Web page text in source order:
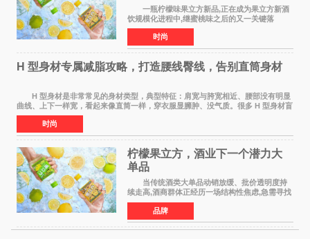
一瓶柠檬味果立方新品,正在成为果立方新酒
饮规模化进程中,继蜜桃味之后的又一关键落
子。 在超市货架、便利店冷柜、小红书笔记
里,这款绿色包装的新品正在快速扩散:入口清爽解
腻,像喝加了一点
时尚
H 型身材专属减脂攻略，打造腰线臀线，告别直筒身材
H 型身材是非常常见的身材类型，典型特征：肩宽与胯宽相近、腰部没有明显
曲线、上下一样宽，看起来像直筒一样，穿衣服显臃肿、没气质。很多 H 型身材盲
目全身减脂，越减越瘦，腰部还是没有
时尚
柠檬果立方，酒业下一个潜力大
单品
当传统酒类大单品动销放缓、批价透明度持
续走高,酒商群体正经历一场结构性焦虑,急需寻找
新的发展方向。 过去二十年依赖押注大单
品、赚批价波动差价的盈利模型正在松动,寻找具
备真实动销能力
品牌